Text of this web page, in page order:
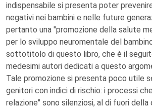
indispensabile si presenta poter
negativi nei bambini e nelle future
pertanto una "promozione della salute
per lo sviluppo neuromentale del
sottotitolo di questo libro, che è il
medesimi autori dedicati a questo
Tale promozione si presenta poco utile
genitori con indici di rischio: i processi
relazione" sono silenziosi, al di fuori della